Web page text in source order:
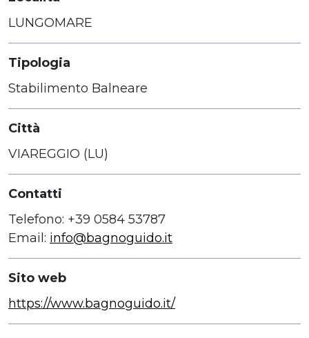
LUNGOMARE
Tipologia
Stabilimento Balneare
Città
VIAREGGIO (LU)
Contatti
Telefono: +39 0584 53787
Email: info@bagnoguido.it
Sito web
https://www.bagnoguido.it/